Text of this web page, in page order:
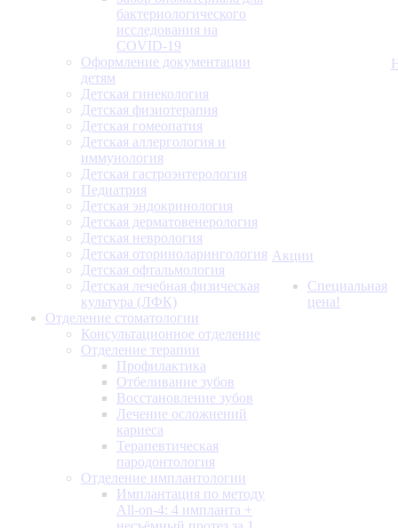
бактериологического
исследования на
COVID-19
Оформление документации
детям
Детская гинекология
Детская физиотерапия
Детская гомеопатия
Детская аллергология и
иммунология
Детская гастроэнтерология
Педиатрия
Детская эндокринология
Детская дерматовенерология
Детская неврология
Детская оториноларингология
Детская офтальмология
Детская лечебная физическая
культура (ЛФК)
Отделение стоматологии
Консультационное отделение
Отделение терапии
Профилактика
Отбеливание зубов
Восстановление зубов
Лечение осложнений
кариеса
Терапевтическая
пародонтология
Отделение имплантологии
Имплантация по методу
All-on-4: 4 импланта +
Акции
Специальная
цена!